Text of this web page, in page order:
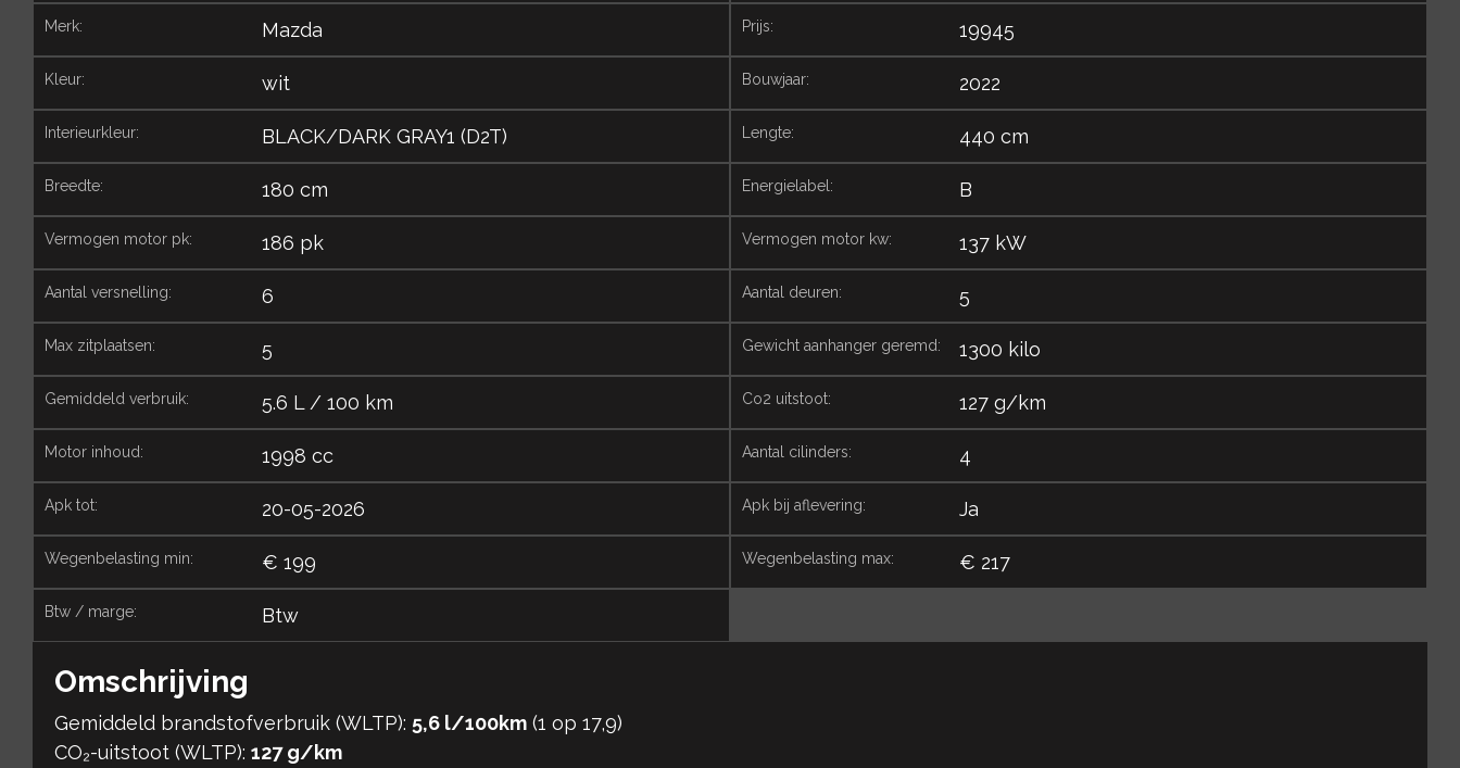
merk: Mazda prijs: 19945
kleur: wit bouwjaar: 2022
interieurkleur: BLACK/DARK GRAY1 (D2T) lengte: 440 cm
breedte: 180 cm energielabel: B
vermogen motor pk: 186 pk vermogen motor kw: 137 kW
aantal versnelling: 6 aantal deuren: 5
max zitplaatsen: 5 gewicht aanhanger geremd: 1300 kilo
gemiddeld verbruik: 5.6 L / 100 km co2 uitstoot: 127 g/km
motor inhoud: 1998 cc aantal cilinders: 4
apk tot: 20-05-2026 apk bij aflevering: Ja
wegenbelasting min: € 199 wegenbelasting max: € 217
btw / marge: Btw
Omschrijving
Gemiddeld brandstofverbruik (WLTP): 5,6 l/100km (1 op 17,9)
CO₂-uitstoot (WLTP): 127 g/km